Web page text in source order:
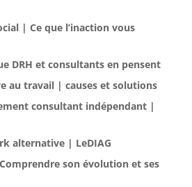
| Ce que l’inaction vous
DRH et consultants en pensent
au travail | causes et solutions
consultant indépendant |
alternative | LeDIAG
son évolution et ses